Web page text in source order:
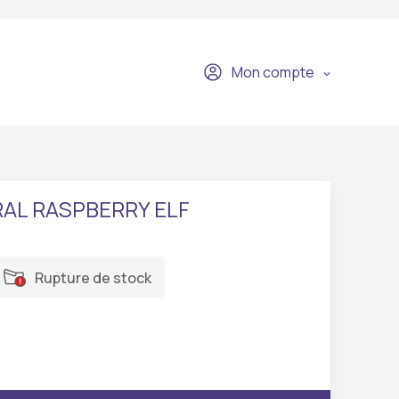
Mon compte
RASPBERRY ELF
Rupture de stock